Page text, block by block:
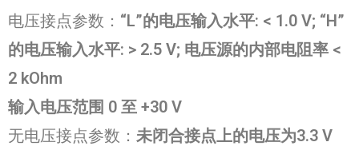
电压接点参数： “L”的电压输入水平: < 1.0 V; “H”
的电压输入水平: > 2.5 V; 电压源的内部电阻率 <
2 kOhm
输入电压范围 0 至 +30 V
无电压接点参数： 未闭合接点上的电压为3.3 V